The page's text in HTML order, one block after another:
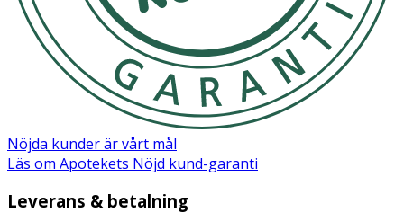
Nöjda kunder är vårt mål
Läs om Apotekets Nöjd kund-garanti
Leverans & betalning